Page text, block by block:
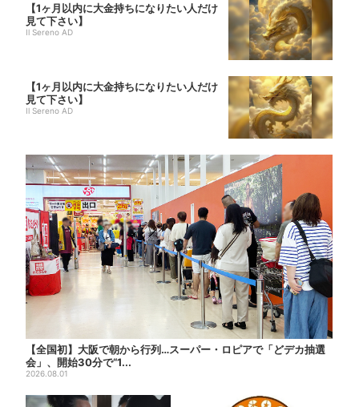
【1ヶ月以内に大金持ちになりたい人だけ
見て下さい】
Il Sereno AD
【1ヶ月以内に大金持ちになりたい人だけ
見て下さい】
Il Sereno AD
【全国初】大阪で朝から行列…スーパー・ロピアで「どデカ抽選
会」、開始30分で“1...
2026.08.01